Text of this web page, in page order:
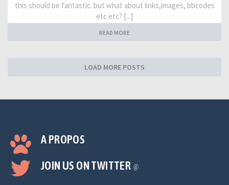
this should be fantastic. but what about links,images, bbcodes
etc etc? [...]
READ MORE
LOAD MORE POSTS
A PROPOS
JOIN US ON TWITTER @